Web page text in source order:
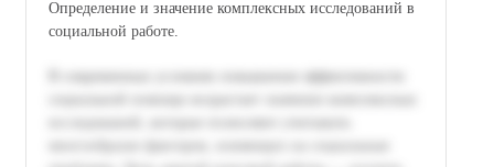
Определение и значение комплексных исследований в
социальной работе.